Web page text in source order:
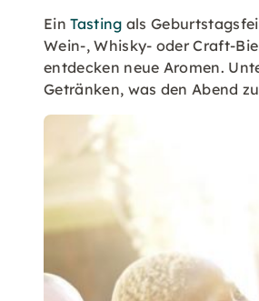
EinTasting als
Wein-, Whisky- oder Craft-
entdecken neue Aromen.
Getränken, was den Abend